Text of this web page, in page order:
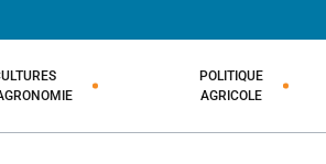
POLITIQUE
AGRICOLE